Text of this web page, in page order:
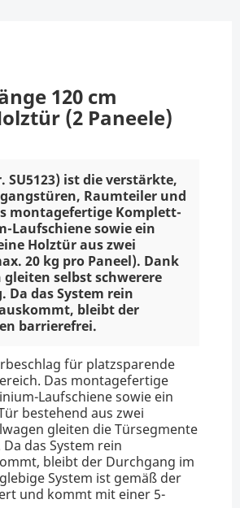
120 cm
(2 Paneele)
SU5123) ist die verstärkte,
Raumteiler und
montagefertige Komplett-
Laufschiene sowie ein
Holztür aus zwei
20 kg pro Paneel). Dank
selbst schwerere
das System rein
bleibt der
barrierefrei.
für platzsparende
Das montagefertige
Laufschiene sowie ein
bestehend aus zwei
gleiten die Türsegmente
das System rein
bleibt der Durchgang im
System ist gemäß der
und kommt mit einer 5-